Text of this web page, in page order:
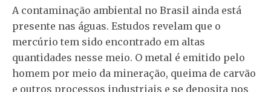
A contaminação ambiental no Brasil ainda está
presente nas águas. Estudos revelam que o
mercúrio tem sido encontrado em altas
quantidades nesse meio. O metal é emitido pelo
homem por meio da mineração, queima de carvão
e outros processos industriais e se deposita nos